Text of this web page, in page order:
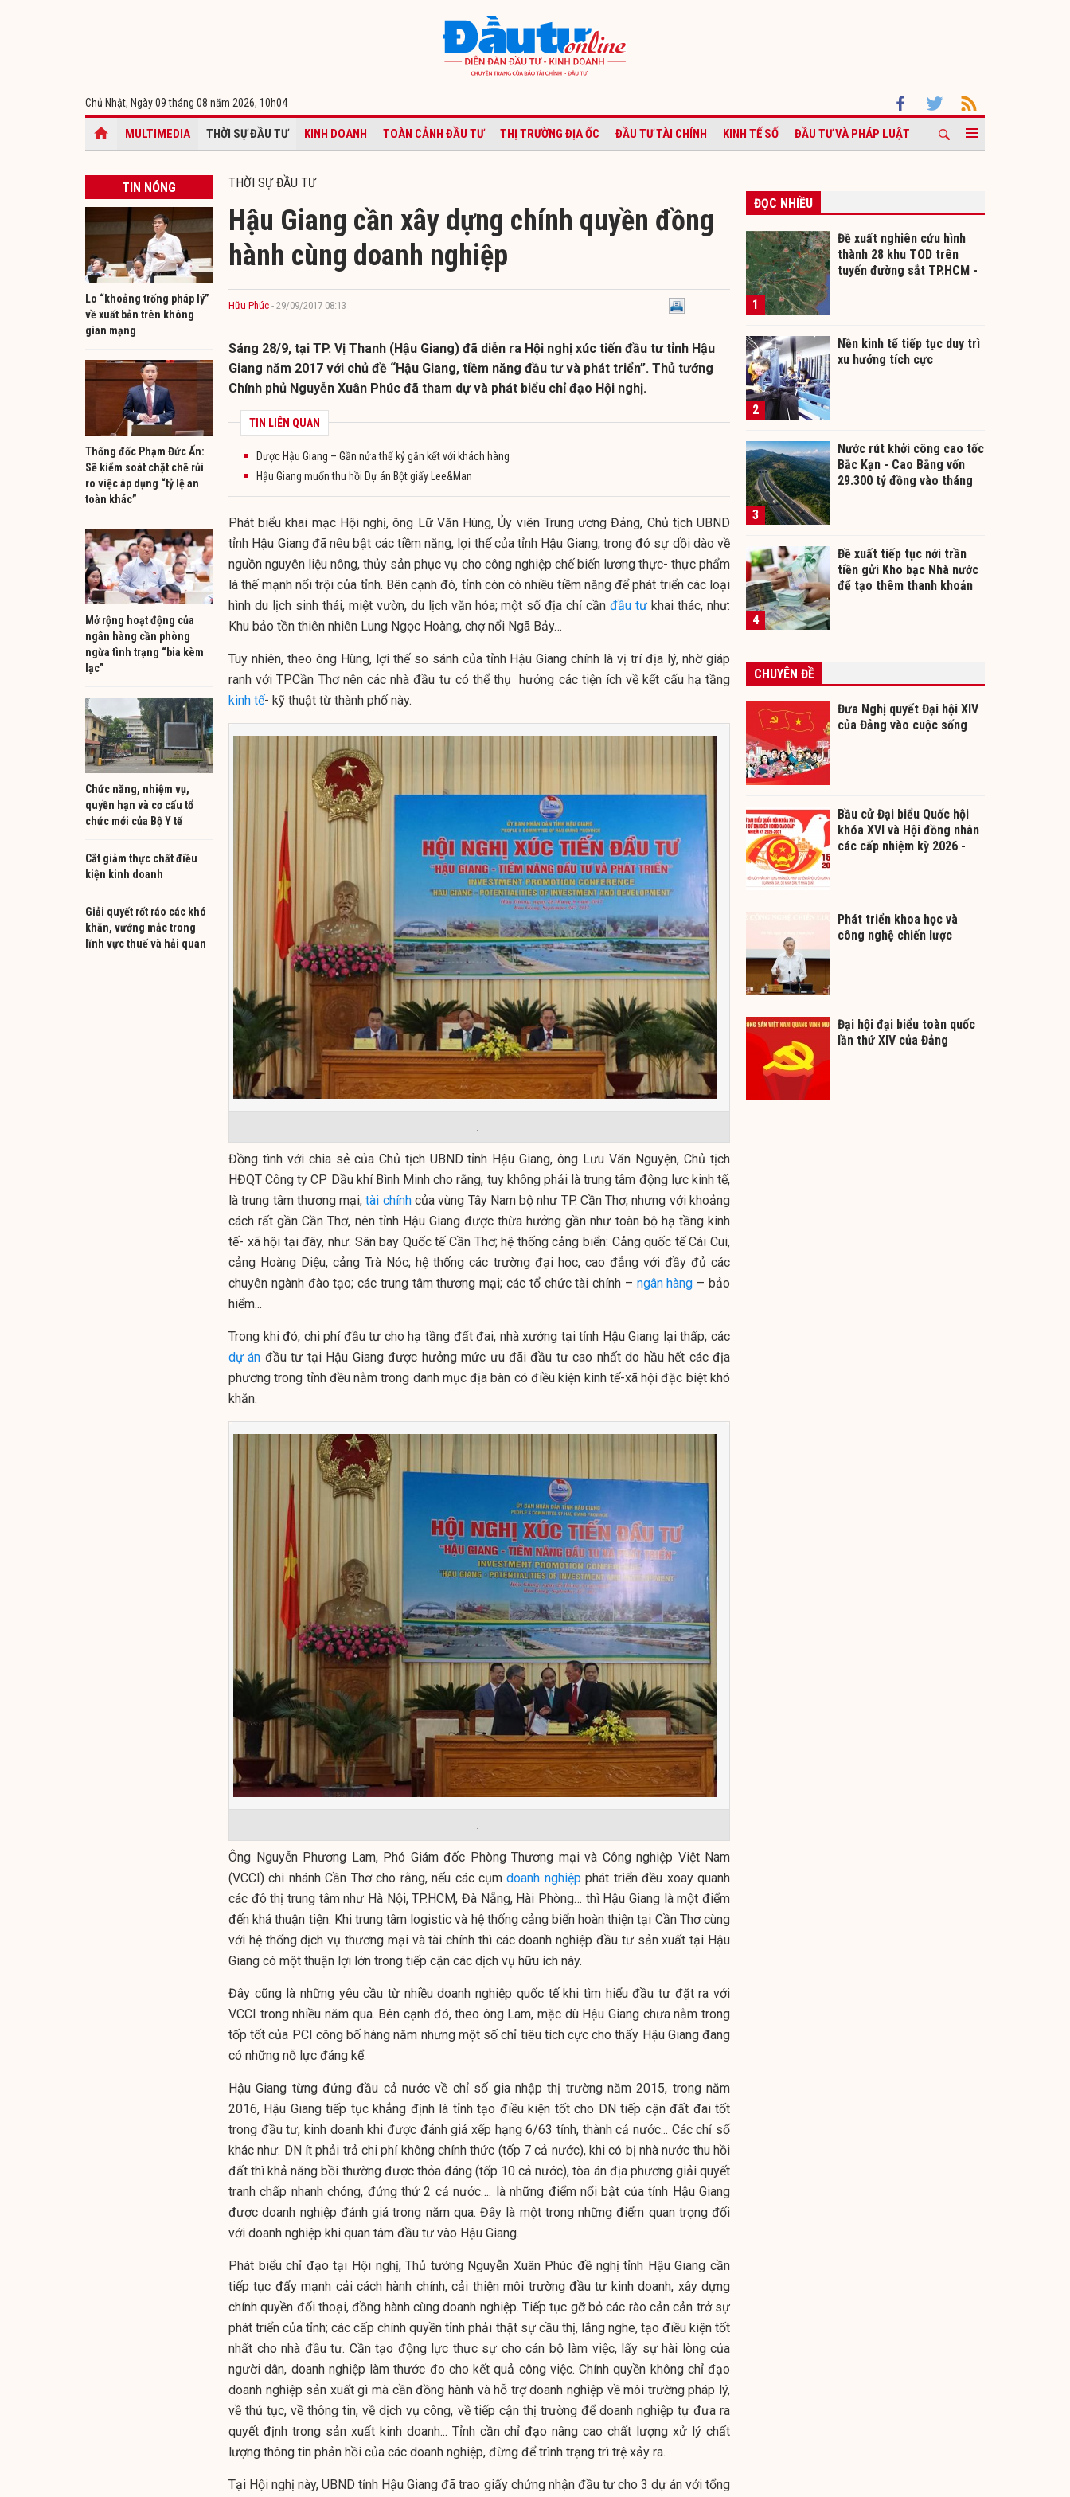
Chủ Nhật, Ngày 09 tháng 08 năm 2026, 10h04
MULTIMEDIA THỜI SỰ ĐẦU TƯ KINH DOANH TOÀN CẢNH ĐẦU TƯ THỊ TRƯỜNG ĐỊA ỐC ĐẦU TƯ TÀI CHÍNH KINH TẾ SỐ ĐẦU TƯ VÀ PHÁP LUẬT
TIN NÓNG
Lo “khoảng trống pháp lý”
về xuất bản trên không
gian mạng
Thống đốc Phạm Đức Ấn:
Sẽ kiểm soát chặt chẽ rủi
ro việc áp dụng “tỷ lệ an
toàn khác”
Mở rộng hoạt động của
ngân hàng cần phòng
ngừa tình trạng “bia kèm
lạc”
Chức năng, nhiệm vụ,
quyền hạn và cơ cấu tổ
chức mới của Bộ Y tế
Cắt giảm thực chất điều
kiện kinh doanh
Giải quyết rốt ráo các khó
khăn, vướng mắc trong
lĩnh vực thuế và hải quan
THỜI SỰ ĐẦU TƯ
Hậu Giang cần xây dựng chính quyền đồng
hành cùng doanh nghiệp
Hữu Phúc - 29/09/2017 08:13
Sáng 28/9, tại TP. Vị Thanh (Hậu Giang) đã diễn ra Hội nghị xúc tiến đầu tư tỉnh Hậu
Giang năm 2017 với chủ đề “Hậu Giang, tiềm năng đầu tư và phát triển”. Thủ tướng
Chính phủ Nguyễn Xuân Phúc đã tham dự và phát biểu chỉ đạo Hội nghị.
TIN LIÊN QUAN
Dược Hậu Giang – Gần nửa thế kỷ gắn kết với khách hàng
Hậu Giang muốn thu hồi Dự án Bột giấy Lee&Man
Phát biểu khai mạc Hội nghị, ông Lữ Văn Hùng, Ủy viên Trung ương Đảng, Chủ tịch UBND
tỉnh Hậu Giang đã nêu bật các tiềm năng, lợi thế của tỉnh Hậu Giang, trong đó sự dồi dào về
nguồn nguyên liệu nông, thủy sản phục vụ cho công nghiệp chế biến lương thực- thực phẩm
là thế mạnh nổi trội của tỉnh. Bên cạnh đó, tỉnh còn có nhiều tiềm năng để phát triển các loại
hình du lịch sinh thái, miệt vườn, du lịch văn hóa; một số địa chỉ cầnđầu tư khai thác, như:
Khu bảo tồn thiên nhiên Lung Ngọc Hoàng, chợ nổi Ngã Bảy…
Tuy nhiên, theo ông Hùng, lợi thế so sánh của tỉnh Hậu Giang chính là vị trí địa lý, nhờ giáp
ranh với TP.Cần Thơ nên các nhà đầu tư có thể thụ hưởng các tiện ích về kết cấu hạ tầng
kinh tế- kỹ thuật từ thành phố này.
Đồng tình với chia sẻ của Chủ tịch UBND tỉnh Hậu Giang, ông Lưu Văn Nguyện, Chủ tịch
HĐQT Công ty CP Dầu khí Bình Minh cho rằng, tuy không phải là trung tâm động lực kinh tế,
là trung tâm thương mại,tài chínhcủa vùng Tây Nam bộ như TP. Cần Thơ, nhưng với khoảng
cách rất gần Cần Thơ, nên tỉnh Hậu Giang được thừa hưởng gần như toàn bộ hạ tầng kinh
tế- xã hội tại đây, như: Sân bay Quốc tế Cần Thơ; hệ thống cảng biển: Cảng quốc tế Cái Cui,
cảng Hoàng Diệu, cảng Trà Nóc; hệ thống các trường đại học, cao đẳng với đầy đủ các
chuyên ngành đào tạo; các trung tâm thương mại; các tổ chức tài chính – ngân hàng – bảo
hiểm...
Trong khi đó, chi phí đầu tư cho hạ tầng đất đai, nhà xưởng tại tỉnh Hậu Giang lại thấp; các
dự án đầu tư tại Hậu Giang được hưởng mức ưu đãi đầu tư cao nhất do hầu hết các địa
phương trong tỉnh đều nằm trong danh mục địa bàn có điều kiện kinh tế-xã hội đặc biệt khó
khăn.
Ông Nguyễn Phương Lam, Phó Giám đốc Phòng Thương mại và Công nghiệp Việt Nam
(VCCI) chi nhánh Cần Thơ cho rằng, nếu các cụmdoanh nghiệpphát triển đều xoay quanh
các đô thị trung tâm như Hà Nội, TP.HCM, Đà Nẵng, Hài Phòng… thì Hậu Giang là một điểm
đến khá thuận tiện. Khi trung tâm logistic và hệ thống cảng biển hoàn thiện tại Cần Thơ cùng
với hệ thống dịch vụ thương mại và tài chính thì các doanh nghiệp đầu tư sản xuất tại Hậu
Giang có một thuận lợi lớn trong tiếp cận các dịch vụ hữu ích này.
Đây cũng là những yêu cầu từ nhiều doanh nghiệp quốc tế khi tìm hiểu đầu tư đặt ra với
VCCI trong nhiều năm qua. Bên cạnh đó, theo ông Lam, mặc dù Hậu Giang chưa nằm trong
tốp tốt của PCI công bố hàng năm nhưng một số chỉ tiêu tích cực cho thấy Hậu Giang đang
có những nỗ lực đáng kể.
Hậu Giang từng đứng đầu cả nước về chỉ số gia nhập thị trường năm 2015, trong năm
2016, Hậu Giang tiếp tục khẳng định là tỉnh tạo điều kiện tốt cho DN tiếp cận đất đai tốt
trong đầu tư, kinh doanh khi được đánh giá xếp hạng 6/63 tỉnh, thành cả nước... Các chỉ số
khác như: DN ít phải trả chi phí không chính thức (tốp 7 cả nước), khi có bị nhà nước thu hồi
đất thì khả năng bồi thường được thỏa đáng (tốp 10 cả nước), tòa án địa phương giải quyết
tranh chấp nhanh chóng, đứng thứ 2 cả nước…. là những điểm nổi bật của tỉnh Hậu Giang
được doanh nghiệp đánh giá trong năm qua. Đây là một trong những điểm quan trọng đối
với doanh nghiệp khi quan tâm đầu tư vào Hậu Giang.
Phát biểu chỉ đạo tại Hội nghị, Thủ tướng Nguyễn Xuân Phúc đề nghị tỉnh Hậu Giang cần
tiếp tục đẩy mạnh cải cách hành chính, cải thiện môi trường đầu tư kinh doanh, xây dựng
chính quyền đối thoại, đồng hành cùng doanh nghiệp. Tiếp tục gỡ bỏ các rào cản cản trở sự
phát triển của tỉnh; các cấp chính quyền tỉnh phải thật sự cầu thị, lắng nghe, tạo điều kiện tốt
nhất cho nhà đầu tư. Cần tạo động lực thực sự cho cán bộ làm việc, lấy sự hài lòng của
người dân, doanh nghiệp làm thước đo cho kết quả công việc. Chính quyền không chỉ đạo
doanh nghiệp sản xuất gì mà cần đồng hành và hỗ trợ doanh nghiệp về môi trường pháp lý,
về thủ tục, về thông tin, về dịch vụ công, về tiếp cận thị trường để doanh nghiệp tự đưa ra
quyết định trong sản xuất kinh doanh... Tỉnh cần chỉ đạo nâng cao chất lượng xử lý chất
lượng thông tin phản hồi của các doanh nghiệp, đừng để trình trạng trì trệ xảy ra.
Tại Hội nghị này, UBND tỉnh Hậu Giang đã trao giấy chứng nhận đầu tư cho 3 dự án với tổng
ĐỌC NHIỀU
1
Đề xuất nghiên cứu hình
thành 28 khu TOD trên
tuyến đường sắt TP.HCM -
2
Nền kinh tế tiếp tục duy trì
xu hướng tích cực
3
Nước rút khởi công cao tốc
Bắc Kạn - Cao Bằng vốn
29.300 tỷ đồng vào tháng
4
Đề xuất tiếp tục nới trần
tiền gửi Kho bạc Nhà nước
để tạo thêm thanh khoản
CHUYÊN ĐỀ
Đưa Nghị quyết Đại hội XIV
của Đảng vào cuộc sống
Bầu cử Đại biểu Quốc hội
khóa XVI và Hội đồng nhân
các cấp nhiệm kỳ 2026 -
Phát triển khoa học và
công nghệ chiến lược
Đại hội đại biểu toàn quốc
lần thứ XIV của Đảng